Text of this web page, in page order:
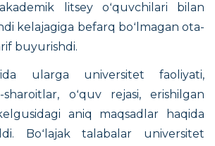
litsey oʻquvchilari bilan
kelajagiga befarq boʻlmagan ota-
buyurishdi.
ularga universitet faoliyati,
oʻquv rejasi, erishilgan
aniq maqsadlar haqida
Boʻlajak talabalar universitet